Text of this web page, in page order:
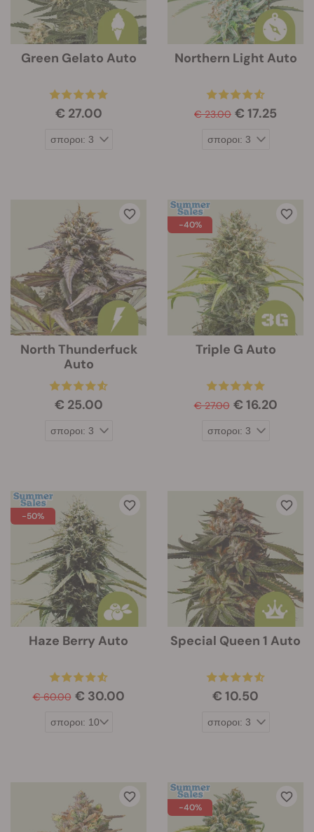
Green Gelato Auto
€ 27.00
Northern Light Auto
€ 23.00 € 17.25
North Thunderfuck
Auto
€ 25.00
-40%
Triple G Auto
€ 27.00 € 16.20
-50%
Haze Berry Auto
€ 60.00 € 30.00
Special Queen 1 Auto
€ 10.50
-40%